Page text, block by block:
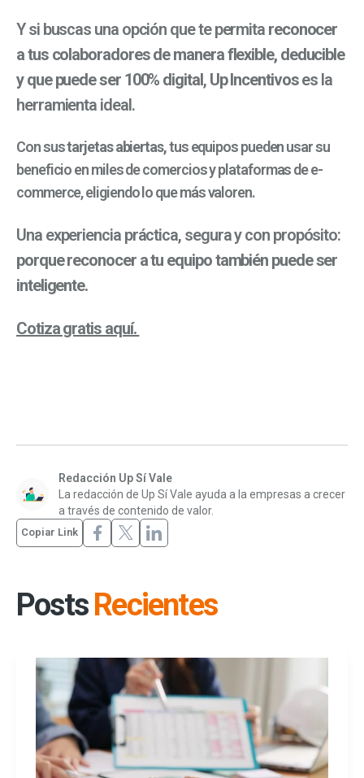
Y si buscas una opción que te permita reconocer
a tus colaboradores de manera flexible, deducible
y que puede ser 100% digital, Up Incentivoses la
herramienta ideal.
Con sustarjetas abiertas,tus equipos pueden usar su
beneficio en miles de comercios y plataformas de e-
commerce, eligiendo lo que más valoren.
Una experiencia práctica, segura y con propósito:
porque reconocer a tu equipo también puede ser
inteligente.
Cotiza gratis aquí.
Redacción Up Sí Vale
La redacción de Up Sí Vale ayuda a la empresas a crecer
a través de contenido de valor.
Copiar Link
PostsRecientes